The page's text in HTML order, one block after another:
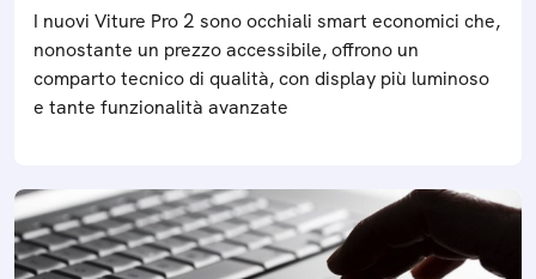
I nuovi Viture Pro 2 sono occhiali smart economici che,
nonostante un prezzo accessibile, offrono un
comparto tecnico di qualità, con display più luminoso
e tante funzionalità avanzate